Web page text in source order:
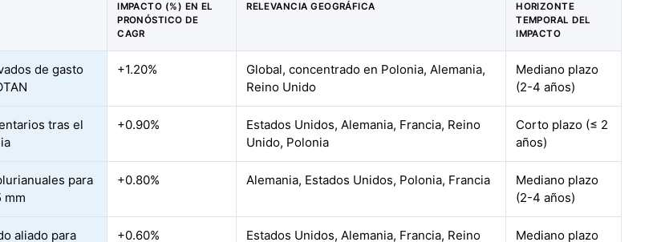
IMPACTO (%) EN EL
PRONÓSTICO DE
CAGR
RELEVANCIA GEOGRÁFICA
HORIZONTE
TEMPORAL DEL
IMPACTO
de gasto
+1.20%
Global, concentrado en Polonia, Alemania,
Reino Unido
Mediano plazo
(2-4 años)
tras el
+0.90%
Estados Unidos, Alemania, Francia, Reino
Unido, Polonia
Corto plazo (≤ 2
años)
para
mm
+0.80% Alemania, Estados Unidos, Polonia, Francia
Mediano plazo
(2-4 años)
aliado para
+0.60%
Estados Unidos, Alemania, Francia, Reino
Mediano plazo